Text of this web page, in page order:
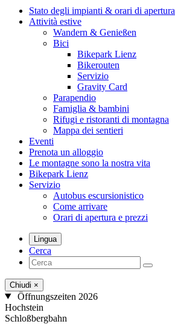
Stato degli impianti & orari di apertura
Attività estive
Wandern & Genießen
Bici
Bikepark Lienz
Bikerouten
Servizio
Gravity Card
Parapendio
Famiglia & bambini
Rifugi e ristoranti di montagna
Mappa dei sentieri
Eventi
Prenota un alloggio
Le montagne sono la nostra vita
Bikepark Lienz
Servizio
Autobus escursionistico
Come arrivare
Orari di apertura e prezzi
Lingua
Cerca
Chiudi ×
Öffnungszeiten 2026
Hochstein
Schloßbergbahn